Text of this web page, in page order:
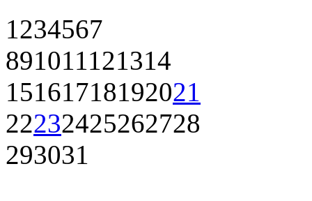
1234567
891011121314
15161718192021
22232425262728
293031